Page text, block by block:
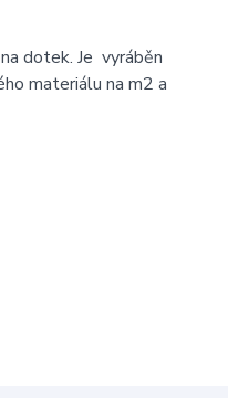
dotek. Je vyráběn
materiálu na m2 a